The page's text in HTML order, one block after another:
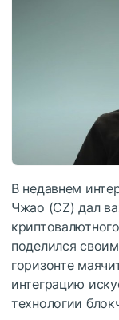
В недавнем
Чжао (CZ) дал
поделился
горизонте
интеграцию
технологии